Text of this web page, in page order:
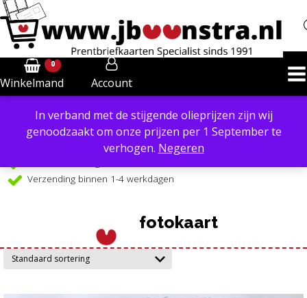
In verband met de stijgende olieprijzen zijn wij
genoodzaakt om onze prijzen per 1 September te
verhogen. Negeren
0
Winkelmand Account
Powered by Translate
Verzendkosten €6,40 in NL, €8,50 in BE
Verzending binnen 1-4 werkdagen
fotokaart